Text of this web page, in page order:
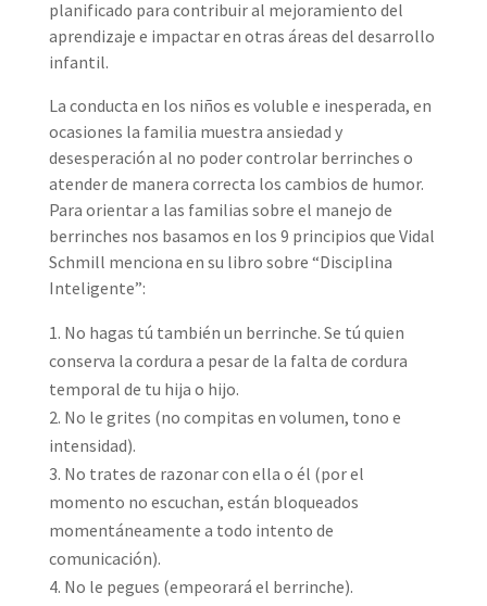
planificado para contribuir al mejoramiento del
aprendizaje e impactar en otras áreas del desarrollo
infantil.
La conducta en los niños es voluble e inesperada, en
ocasiones la familia muestra ansiedad y
desesperación al no poder controlar berrinches o
atender de manera correcta los cambios de humor.
Para orientar a las familias sobre el manejo de
berrinches nos basamos en los 9 principios que Vidal
Schmill menciona en su libro sobre “Disciplina
Inteligente”:
No hagas tú también un berrinche. Se tú quien
conserva la cordura a pesar de la falta de cordura
temporal de tu hija o hijo.
No le grites (no compitas en volumen, tono e
intensidad).
No trates de razonar con ella o él (por el
momento no escuchan, están bloqueados
momentáneamente a todo intento de
comunicación).
No le pegues (empeorará el berrinche).